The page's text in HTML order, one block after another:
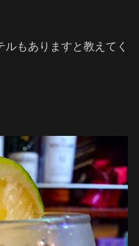
もありますと教えてく